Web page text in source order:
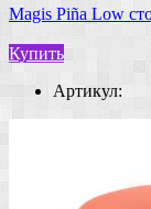
Magis Piña Low
Купить
Артикул: